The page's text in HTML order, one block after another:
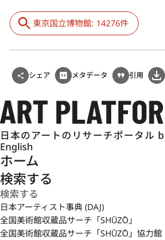
東京国立博物館: 14276件
シェア メタデータ 引用
English
ホーム
検索する
日本アーティスト事典 (DAJ)
全国美術館収蔵品サーチ「SHŪZŌ」
全国美術館収蔵品サーチ「SHŪZŌ」協力館